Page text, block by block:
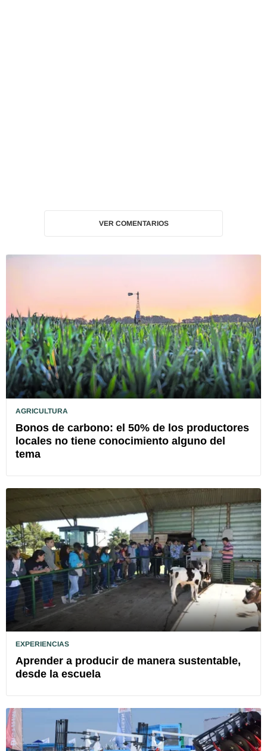
VER COMENTARIOS
AGRICULTURA
Bonos de carbono: el 50% de los productores
locales no tiene conocimiento alguno del
tema
EXPERIENCIAS
Aprender a producir de manera sustentable,
desde la escuela